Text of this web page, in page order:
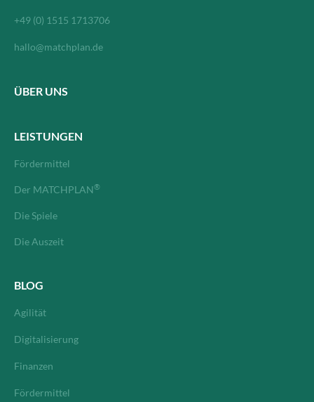
+49 (0) 1515 1713706‬
hallo@matchplan.de
ÜBER UNS
LEISTUNGEN
Fördermittel
Der MATCHPLAN®
Die Spiele
Die Auszeit
BLOG
Agilität
Digitalisierung
Finanzen
Fördermittel